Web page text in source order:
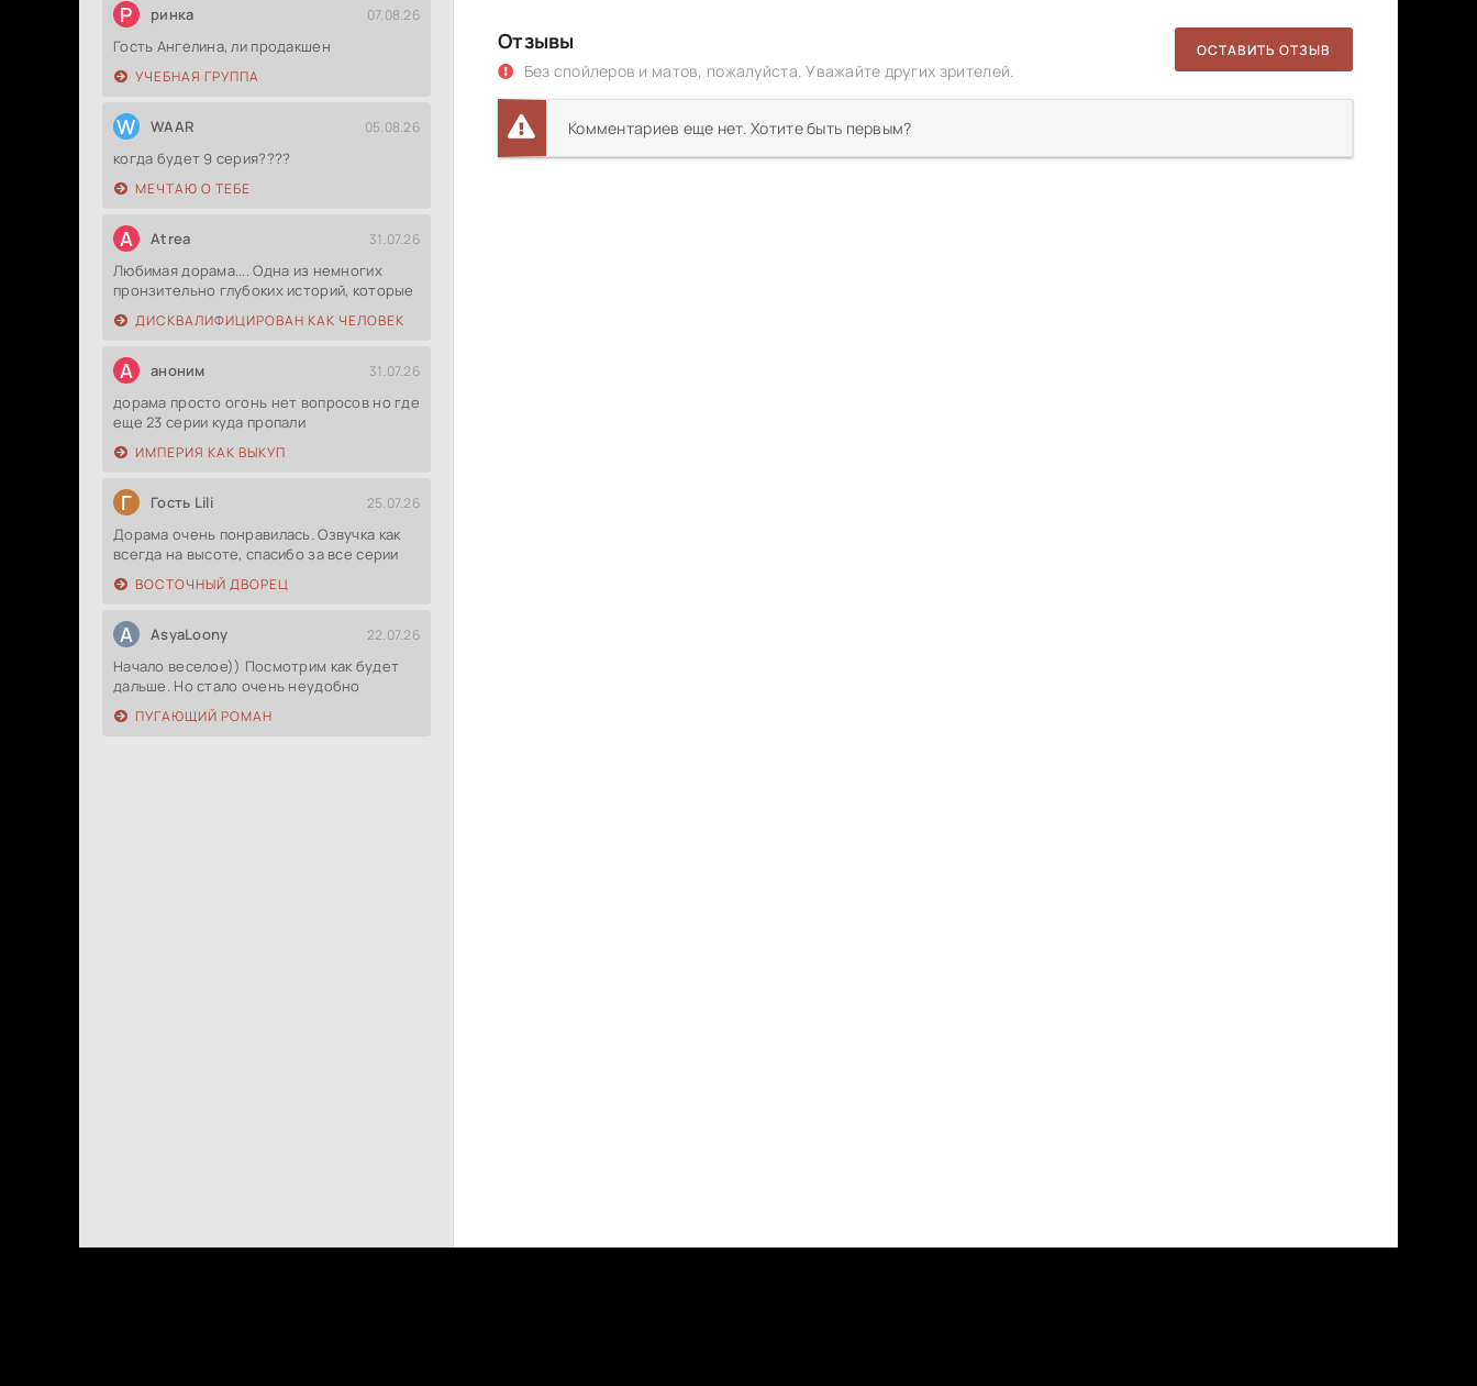
Р ринка 07.08.26
Гость Ангелина, ли продакшен
УЧЕБНАЯ ГРУППА
W WAAR 05.08.26
когда будет 9 серия????
МЕЧТАЮ О ТЕБЕ
A Atrea 31.07.26
Любимая дорама.... Одна из немногих
пронзительно глубоких историй, которые
ДИСКВАЛИФИЦИРОВАН КАК ЧЕЛОВЕК
А аноним 31.07.26
дорама просто огонь нет вопросов но где
еще 23 серии куда пропали
ИМПЕРИЯ КАК ВЫКУП
Г Гость Lili 25.07.26
Дорама очень понравилась. Озвучка как
всегда на высоте, спасибо за все серии
ВОСТОЧНЫЙ ДВОРЕЦ
A AsyaLoony 22.07.26
Начало веселое)) Посмотрим как будет
дальше. Но стало очень неудобно
ПУГАЮЩИЙ РОМАН
Отзывы
Без спойлеров и матов, пожалуйста. Уважайте других зрителей.
ОСТАВИТЬ ОТЗЫВ
Комментариев еще нет. Хотите быть первым?